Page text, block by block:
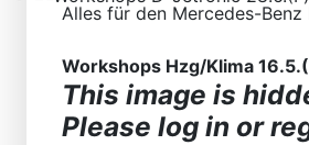
Workshops D-Jetronic 28.6.(F)/
Alles für den Mercedes-Benz
Workshops Hzg/Klima
This image is
Please log in or